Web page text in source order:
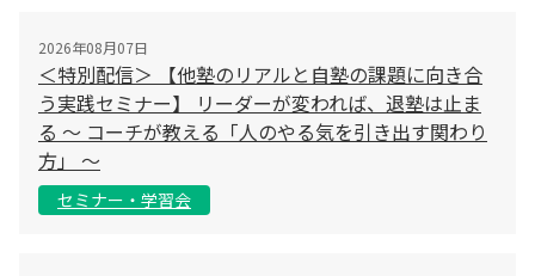
2026年08月07日
＜特別配信＞ 【他塾のリアルと自塾の課題に向き合
う実践セミナー】 リーダーが変われば、退塾は止ま
る 〜 コーチが教える「人のやる気を引き出す関わり
方」 〜
セミナー・学習会